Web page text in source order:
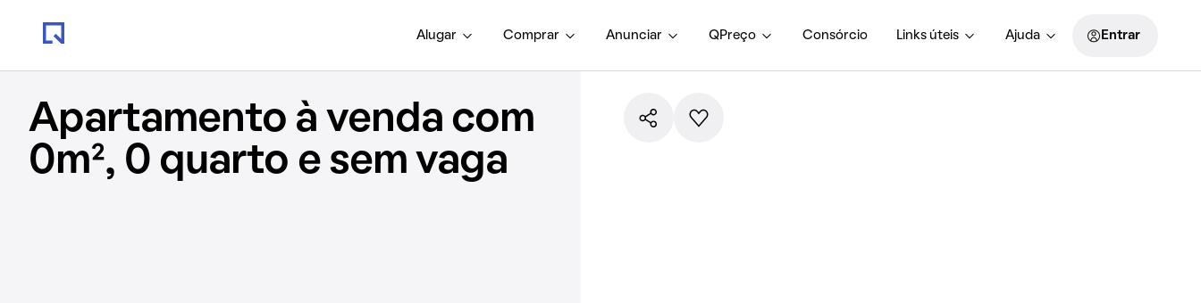
Alugar Comprar Anunciar QPreço Consórcio Links úteis Ajuda Entrar
Apartamento à venda com
0m², 0 quarto e sem vaga